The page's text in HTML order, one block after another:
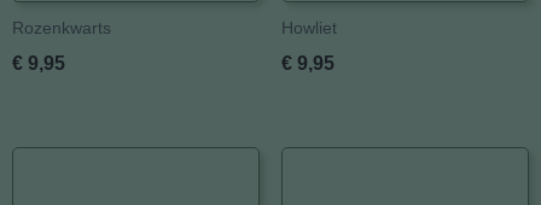
Rozenkwarts
€ 9,95
Howliet
€ 9,95